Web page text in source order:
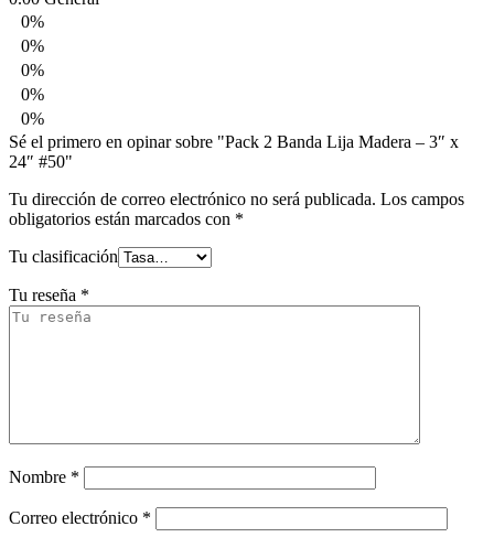
0%
0%
0%
0%
0%
Sé el primero en opinar sobre "Pack 2 Banda Lija Madera – 3″ x
24″ #50"
Tu dirección de correo electrónico no será publicada. Los campos
obligatorios están marcados con *
Tu clasificación
Tu reseña *
Nombre *
Correo electrónico *